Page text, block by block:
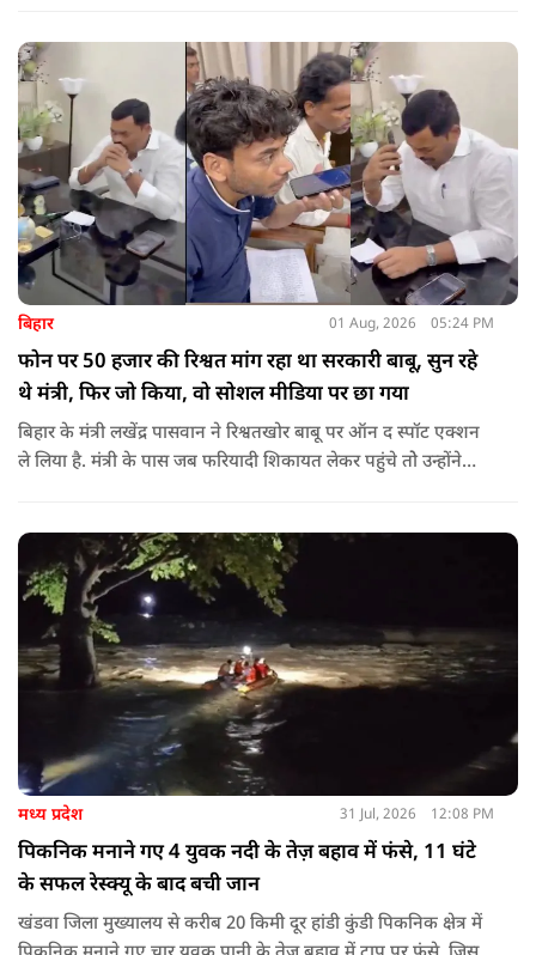
को गोद लेने के लिए पीएम से अपील भी की है.
बिहार 01 Aug, 2026 05:24 PM
फोन पर 50 हजार की रिश्वत मांग रहा था सरकारी बाबू, सुन रहे
थे मंत्री, फिर जो किया, वो सोशल मीडिया पर छा गया
बिहार के मंत्री लखेंद्र पासवान ने रिश्वतखोर बाबू पर ऑन द स्पॉट एक्शन
ले लिया है. मंत्री के पास जब फरियादी शिकायत लेकर पहुंचे तोे उन्होंने
मध्य प्रदेश 31 Jul, 2026 12:08 PM
पिकनिक मनाने गए 4 युवक नदी के तेज़ बहाव में फंसे, 11 घंटे
के सफल रेस्क्यू के बाद बची जान
खंडवा जिला मुख्यालय से करीब 20 किमी दूर हांडी कुंडी पिकनिक क्षेत्र में